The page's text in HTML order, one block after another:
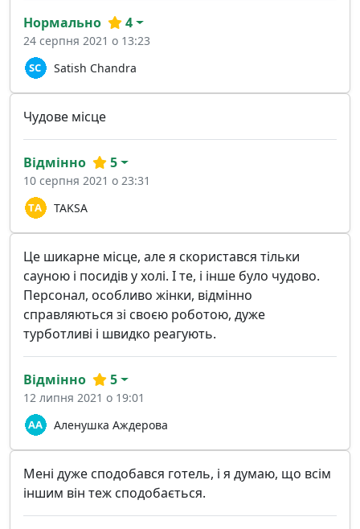
Satish Chandra
Нормально 4
24 серпня 2021 о 13:23
Чудове місце
TAKSA
Відмінно 5
10 серпня 2021 о 23:31
Це шикарне місце, але я скористався тільки
сауною і посидів у холі. І те, і інше було чудово.
Персонал, особливо жінки, відмінно
справляються зі своєю роботою, дуже
турботливі і швидко реагують.
Аленушка Аждерова
Відмінно 5
12 липня 2021 о 19:01
Мені дуже сподобався готель, і я думаю, що всім
іншим він теж сподобається.